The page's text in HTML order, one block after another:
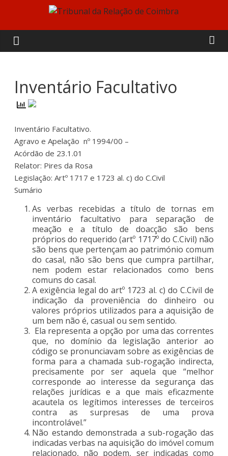
content
Tribunal
da
Relação
de
Coimbra
Inventário Facultativo
Inventário Facultativo.
Agravo e Apelação nº 1994/00 –
Acórdão de 23.1.01
Relator: Pires da Rosa
Legislação: Artº 1717 e 1723 al. c) do C.Civil
Sumário
As verbas recebidas a título de tornas em
inventário facultativo para separação de
meação e a título de doacção são bens
próprios do requerido (artº 1717º do C.Civil) não
são bens que pertençam ao património comum
do casal, não são bens que cumpra partilhar,
nem podem estar relacionados como bens
comuns do casal.
A exigência legal do artº 1723 al. c) do C.Civil de
indicação da proveniência do dinheiro ou
valores próprios utilizados para a aquisição de
um bem não é, casual ou sem sentido.
Ela representa a opção por uma das correntes
que, no domínio da legislação anterior ao
código se pronunciavam sobre as exigências de
forma para a chamada sub-rogação indirecta,
precisamente por ser aquela que “melhor
corresponde ao interesse da segurança das
relações jurídicas e a que mais eficazmente
acautela os legítimos interesses de terceiros
contra as surpresas de uma prova
incontrolável.”
Não estando demonstrada a sub-rogação das
indicadas verbas na aquisição do imóvel comum
relacionado, não podem, ser indicadas como